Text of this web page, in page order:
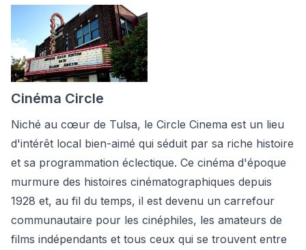
Cinéma Circle
Niché au cœur de Tulsa, le Circle Cinema est un lieu
d'intérêt local bien-aimé qui séduit par sa riche histoire
et sa programmation éclectique. Ce cinéma d'époque
murmure des histoires cinématographiques depuis
1928 et, au fil du temps, il est devenu un carrefour
communautaire pour les cinéphiles, les amateurs de
films indépendants et tous ceux qui se trouvent entre